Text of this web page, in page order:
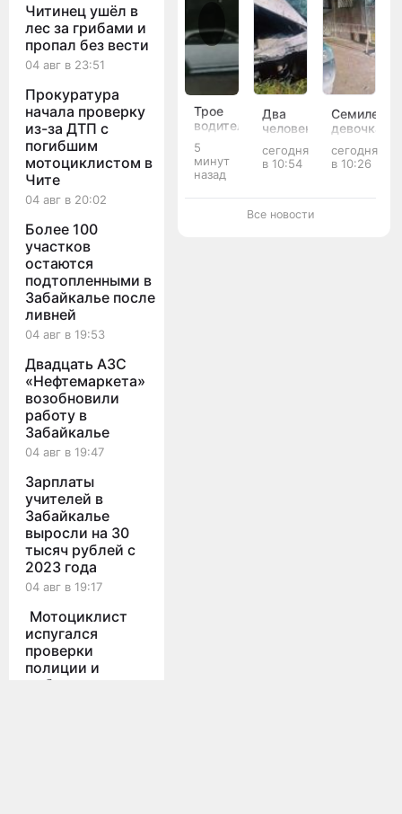
Читинец ушёл в
лес за грибами и
пропал без вести
04 авг в 23:51
Прокуратура
начала проверку
из-за ДТП с
погибшим
мотоциклистом в
Чите
04 авг в 20:02
Более 100
участков
остаются
подтопленными в
Забайкалье после
ливней
04 авг в 19:53
Двадцать АЗС
«Нефтемаркета»
возобновили
работу в
Забайкалье
04 авг в 19:47
Зарплаты
учителей в
Забайкалье
выросли на 30
тысяч рублей с
2023 года
04 авг в 19:17
Мотоциклист
испугался
проверки
полиции и
выбросил на ходу
Трое
водителей
устроили
ночной
дрифт
на
проспекте
5
минут
назад
Два
человека
в ДТП
на
в
Агинском
сегодня
в 10:54
девочка
под
колёса
во
сегодня
в 10:26
Все новости